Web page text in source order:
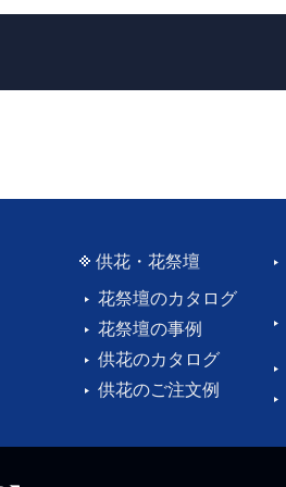
供花・花祭壇
花祭壇のカタログ
花祭壇の事例
供花のカタログ
供花のご注文例